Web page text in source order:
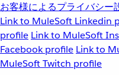
お客様によるプライバシー
Link to MuleSoft Linkedin
profile Link to MuleSoft
Facebook profile Link to
MuleSoft Twitch profile